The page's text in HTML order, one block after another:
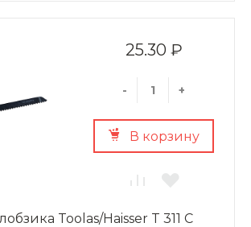
25.30 ₽
- +
В корзину
Toolas/Haisser T 311 C